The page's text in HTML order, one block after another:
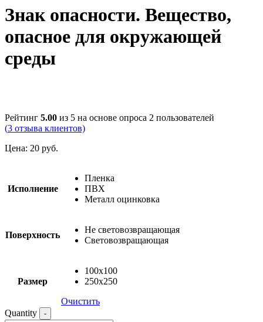
Знак опасности. Вещество,
опасное для окружающей
среды
Рейтинг 5.00 из 5 на основе опроса 2 пользователей
(3 отзыва клиентов)
Цена: 20 руб.
Исполнение
Пленка
ПВХ
Металл оцинковка
Поверхность
Не световозвращающая
Световозвращающая
Размер
100х100
250х250
Очистить
Quantity
-